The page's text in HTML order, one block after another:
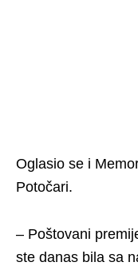
Oglasio se i
Potočari.
– Poštovani
ste danas bila sa